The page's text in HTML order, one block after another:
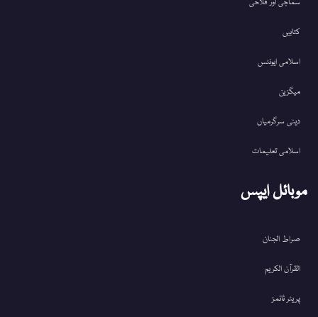
کتابیں
اسلامی ایونٹس
میگزین
دینی سرگرمیاں
اسلامی تعلیمات
موبائل ایپس
صراط الجنان
القرآن الکریم
پریئر ٹائمز